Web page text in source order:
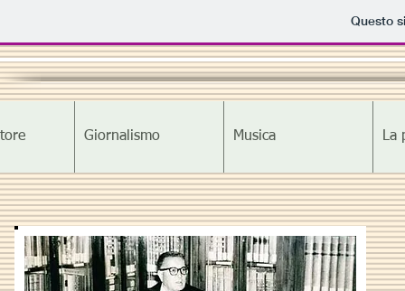
Questo
Giornalismo Musica La